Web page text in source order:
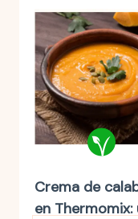
Crema de
en Thermomix: